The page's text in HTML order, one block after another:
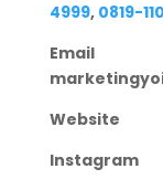
4999, 0819-
Email :